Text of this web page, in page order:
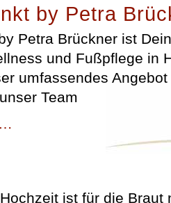
by Petra
Petra Brückner ist
und Fußpflege in
umfassendes
Team
ist für die Braut